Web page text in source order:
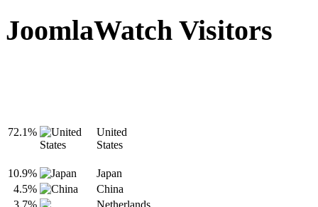
JoomlaWatch Visitors
72.1%
United
States
10.9%
Japan
4.5%
China